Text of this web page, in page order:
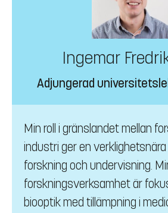
Ingemar
Adjungerad
Min roll i gränslandet mellan
industri ger en verklighetsnära
forskning och undervisning.
forskningsverksamhet är
biooptik med tillämpning i